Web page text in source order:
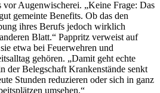
Augenwischerei. „Keine Frage: Das
gemeinte Benefits. Ob das den
ihres Berufs jedoch wirklich
Blatt.“ Pappritz verweist auf
etwa bei Feuerwehren und
gehören. „Damit geht echte
der Belegschaft Krankenstände senkt
Stunden reduzieren oder sich in ganz
umsehen.“